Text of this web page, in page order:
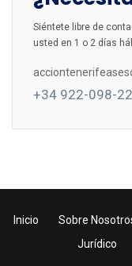
Siéntete libre de
usted en 1 o 2 días
+34 922-098-
Inicio Sobre
Jurídico